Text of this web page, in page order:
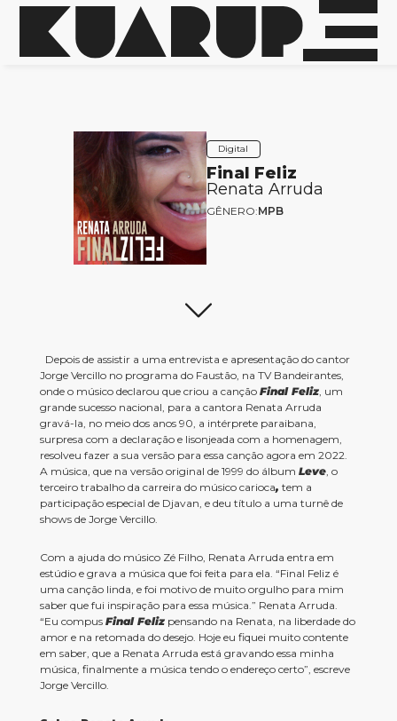
Digital
Final Feliz
Renata Arruda
GÊNERO:MPB
Depois de assistir a uma entrevista e apresentação do cantor
Jorge Vercillo no programa do Faustão, na TV Bandeirantes,
onde o músico declarou que criou a canção Final Feliz, um
grande sucesso nacional, para a cantora Renata Arruda
gravá-la, no meio dos anos 90, a intérprete paraibana,
surpresa com a declaração e lisonjeada com a homenagem,
resolveu fazer a sua versão para essa canção agora em 2022.
A música, que na versão original de 1999 do álbum Leve, o
terceiro trabalho da carreira do músico carioca, tem a
participação especial de Djavan, e deu título a uma turnê de
shows de Jorge Vercillo.
Com a ajuda do músico Zé Filho, Renata Arruda entra em
estúdio e grava a música que foi feita para ela. “Final Feliz é
uma canção linda, e foi motivo de muito orgulho para mim
saber que fui inspiração para essa música.” Renata Arruda.
“Eu compus Final Felizpensando na Renata, na liberdade do
amor e na retomada do desejo. Hoje eu fiquei muito contente
em saber, que a Renata Arruda está gravando essa minha
música, finalmente a música tendo o endereço certo”, escreve
Jorge Vercillo.